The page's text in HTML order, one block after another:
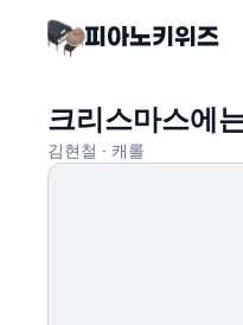
크리스마스에
김현철 · 캐롤